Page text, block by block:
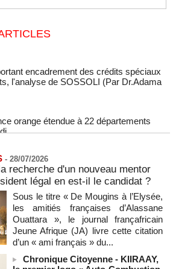
l'analyse de SOSSOLI (Par Dr.Adama
orange étendue à 22 départements
son fils
font cinq morts en Ukraine et en
Ormuz que les Etats-Unis acceptent
directe » en cours avec les
- 28/07/2026
recherche d'un nouveau mentor
légal en est-il le candidat ?
Sous le titre « De Mougins à l’Elysée,
les amitiés françaises d’Alassane
Ouattara », le journal françafricain
Jeune Afrique (JA) livre cette citation
d’un « ami français » du...
Chronique Citoyenne - KIIRAAY,